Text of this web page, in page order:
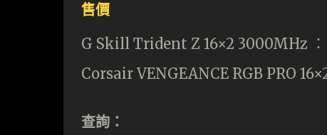
售價
G Skill Trident Z 16×2 3000MHz ：
Corsair VENGEANCE RGB PRO
查詢：